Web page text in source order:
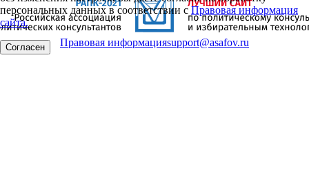
персональных данных в соответствии сПравовая информация
сайта.
Согласен Правовая информацияsupport@asafov.ru